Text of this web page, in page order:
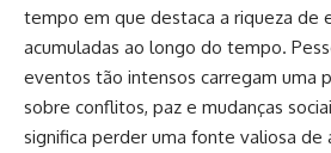
tempo em que destaca a riqueza de
acumuladas ao longo do tempo.
eventos tão intensos carregam uma
sobre conflitos, paz e mudanças
significa perder uma fonte valiosa de